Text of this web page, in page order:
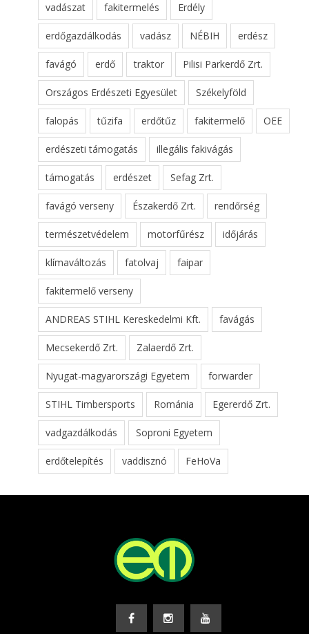
vadászat fakitermelés Erdély
erdőgazdálkodás vadász NÉBIH erdész
favágó erdő traktor Pilisi Parkerdő Zrt.
Országos Erdészeti Egyesület Székelyföld
falopás tűzifa erdőtűz fakitermelő OEE
erdészeti támogatás illegális fakivágás
támogatás erdészet Sefag Zrt.
favágó verseny Északerdő Zrt. rendőrség
természetvédelem motorfűrész időjárás
klímaváltozás fatolvaj faipar
fakitermelő verseny
ANDREAS STIHL Kereskedelmi Kft. favágás
Mecsekerdő Zrt. Zalaerdő Zrt.
Nyugat-magyarországi Egyetem forwarder
STIHL Timbersports Románia Egererdő Zrt.
vadgazdálkodás Soproni Egyetem
erdőtelepítés vaddisznó FeHoVa